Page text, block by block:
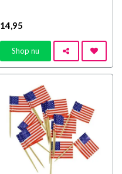
14,95
Shop nu